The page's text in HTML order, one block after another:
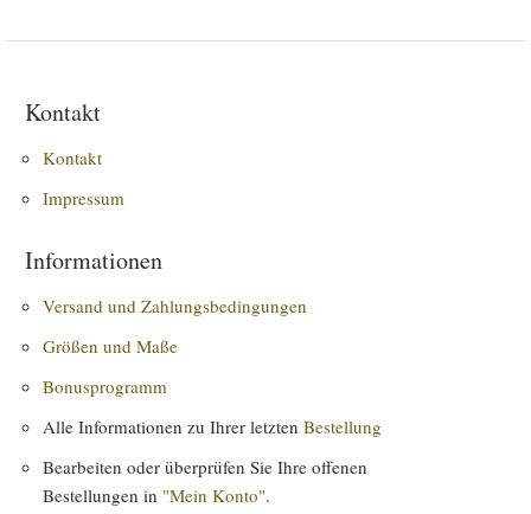
Kontakt
Kontakt
Impressum
Informationen
Versand und Zahlungsbedingungen
Größen und Maße
Bonusprogramm
Alle Informationen zu Ihrer letzten Bestellung
Bearbeiten oder überprüfen Sie Ihre offenen
Bestellungen in "Mein Konto".